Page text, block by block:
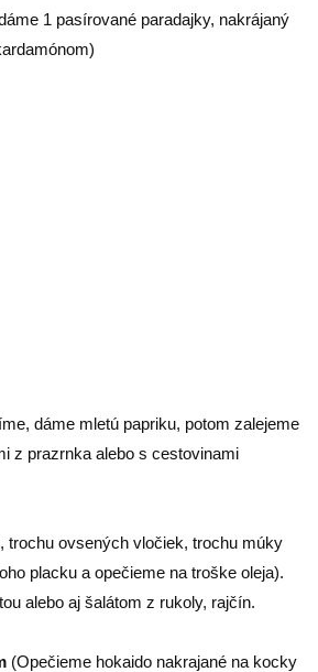
1 pasírované paradajky, nakrájaný
dáme mletú papriku, potom zalejeme
z prazrnka alebo s cestovinami
ovsených vločiek, trochu múky
placku a opečieme na troške oleja).
alebo aj šalátom z rukoly, rajčín.
(Opečieme hokaido nakrajané na kocky